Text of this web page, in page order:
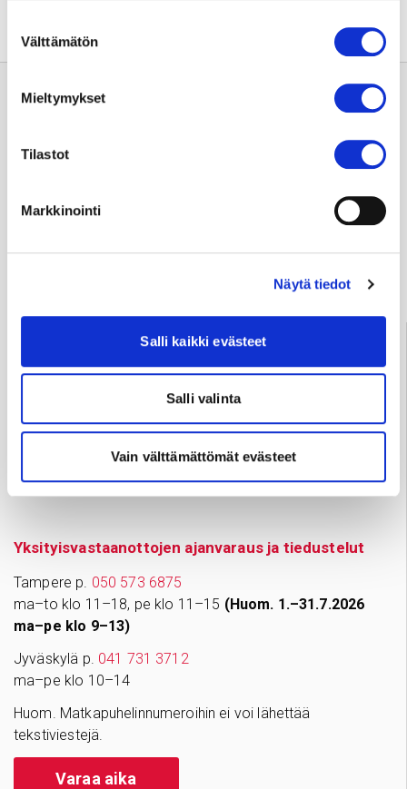
valinta
Välttämätön
Mieltymykset
Tilastot
Markkinointi
Näytä tiedot
Salli kaikki evästeet
Salli valinta
Vain välttämättömät evästeet
Anna palautetta
Tampere03 311 64145
liittyen, ota yhteyttä puhelimitse sinua hoitavaan
yksikköön.
Yksityisvastaanottojen ajanvaraus ja tiedustelut
Tampere p. 050 573 6875
ma–to klo 11–18, pe klo 11–15 (Huom. 1.–31.7.2026
ma–pe klo 9–13)
Jyväskylä p. 041 731 3712
ma–pe klo 10–14
Huom. Matkapuhelinnumeroihin ei voi lähettää
tekstiviestejä.
Varaa aika